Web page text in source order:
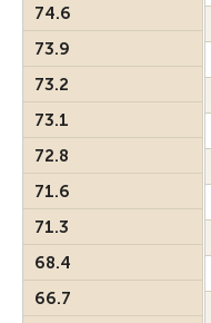
74.6
73.9
73.2
73.1
72.8
71.6
71.3
68.4
66.7